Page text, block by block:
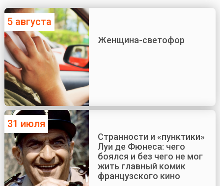
5 августа
Женщина-светофор
31 июля
Странности и «пунктики»
Луи де Фюнеса: чего
боялся и без чего не мог
жить главный комик
французского кино